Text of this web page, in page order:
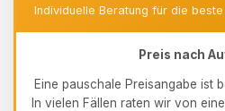
Individuelle Beratung für die
Preis nach
Eine pauschale Preisangabe ist
In vielen Fällen raten wir von